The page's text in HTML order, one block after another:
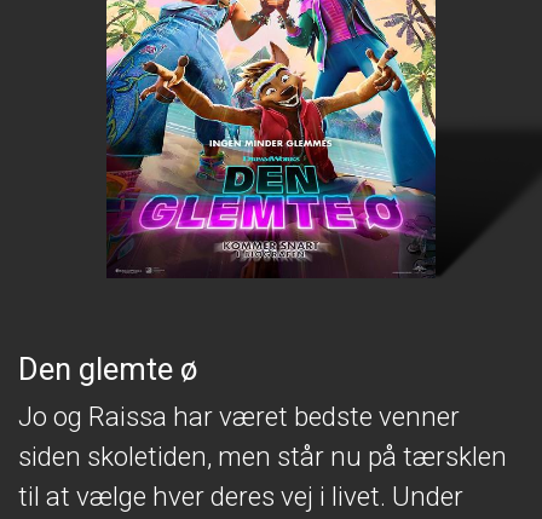
Den glemte ø
Jo og Raissa har været bedste venner
siden skoletiden, men står nu på tærsklen
til at vælge hver deres vej i livet. Under